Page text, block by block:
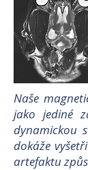
Naše
jako jediné
dynamickou
dokáže
artefaktu